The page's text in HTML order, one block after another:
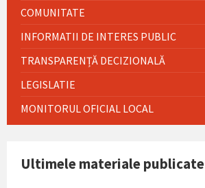
COMUNITATE
INFORMATII DE INTERES PUBLIC
TRANSPARENȚĂ DECIZIONALĂ
LEGISLATIE
MONITORUL OFICIAL LOCAL
Ultimele materiale publicate